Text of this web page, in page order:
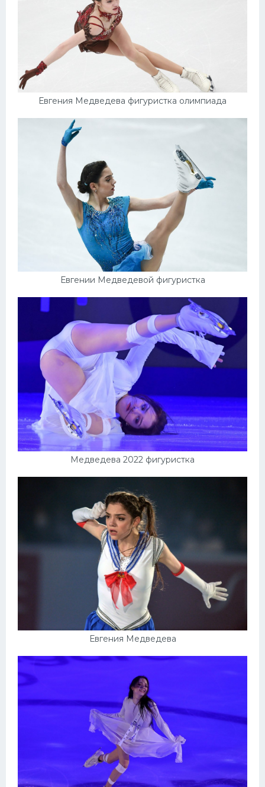
Евгения Медведева фигуристка олимпиада
Евгении Медведевой фигуристка
Медведева 2022 фигуристка
Евгения Медведева